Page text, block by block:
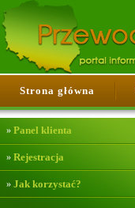
Strona główna
» Panel klienta
» Rejestracja
» Jak korzystać?